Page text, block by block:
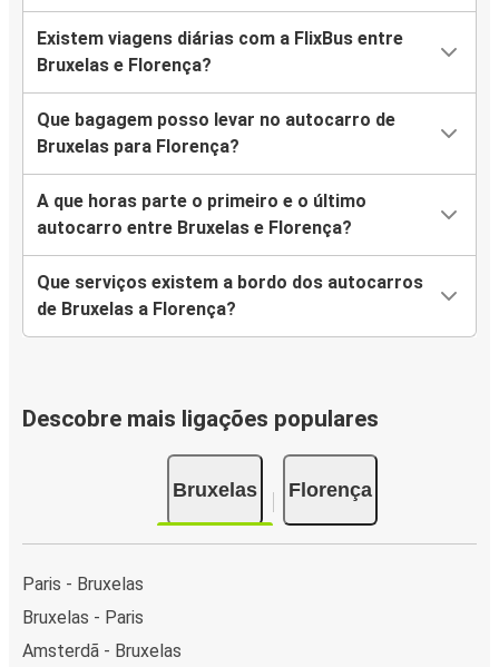
Existem viagens diárias com a FlixBus entre
Bruxelas e Florença?
Que bagagem posso levar no autocarro de
Bruxelas para Florença?
A que horas parte o primeiro e o último
autocarro entre Bruxelas e Florença?
Que serviços existem a bordo dos autocarros
de Bruxelas a Florença?
Descobre mais ligações populares
Bruxelas Florença
Paris - Bruxelas
Bruxelas - Paris
Amsterdã - Bruxelas